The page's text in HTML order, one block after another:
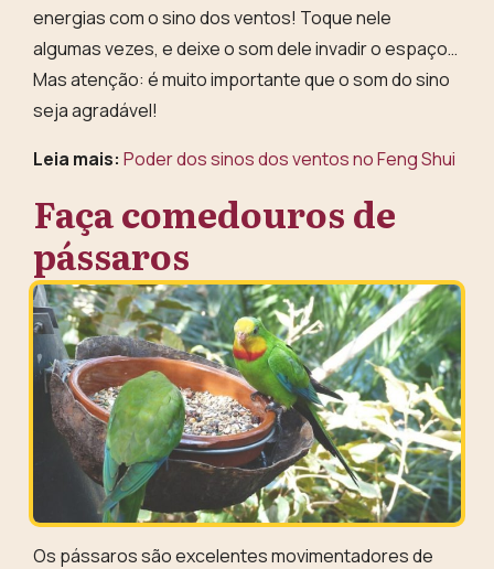
energiascom o sino dos ventos! Toque nele
algumas vezes, e deixe o som dele invadir o espaço…
Mas atenção: é muito importante que o som do sino
seja agradável!
Leia mais: Poder dos sinos dos ventos no Feng Shui
Faça comedouros de
pássaros
Os pássaros sãoexcelentes movimentadores de